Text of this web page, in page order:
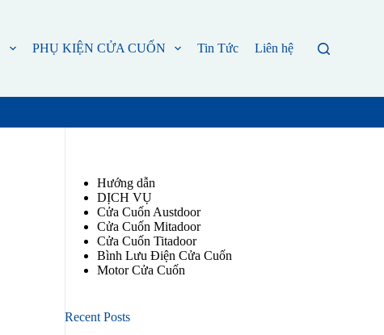
PHỤ KIỆN CỬA CUỐN Tin Tức Liên hệ
Hướng dẫn
DỊCH VỤ
Cửa Cuốn Austdoor
Cửa Cuốn Mitadoor
Cửa Cuốn Titadoor
Bình Lưu Điện Cửa Cuốn
Motor Cửa Cuốn
Recent Posts